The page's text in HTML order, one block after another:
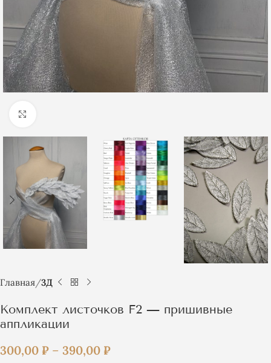
Главная 3Д
Комплект листочков F2 — пришивные
аппликации
300,00 ₽ – 390,00 ₽